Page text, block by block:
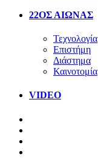
22ΟΣ ΑΙΩΝΑΣ
Τεχνολογία
Επιστήμη
Διάστημα
Καινοτομία
VIDEO